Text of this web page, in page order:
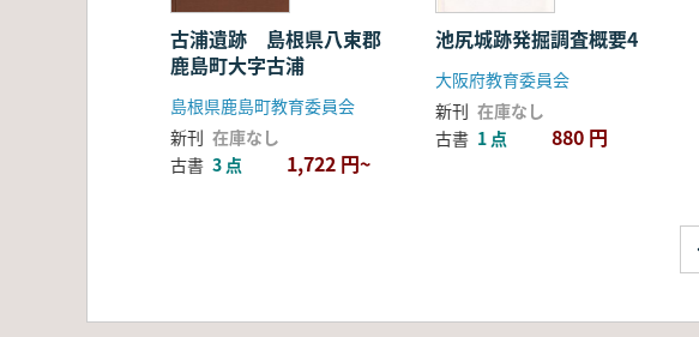
古浦遺跡 島根県八束郡
鹿島町大字古浦
島根県鹿島町教育委員会
新刊 在庫なし
古書 3 点 1,722 円~
池尻城跡発掘調査概要4
大阪府教育委員会
新刊 在庫なし
古書 1 点 880 円